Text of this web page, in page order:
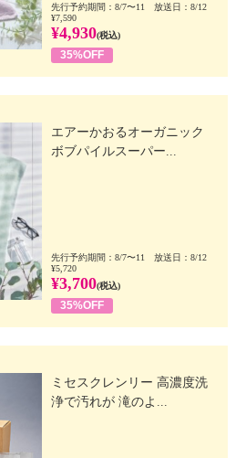
先行予約期間：8/7〜11 放送日：8/12
¥7,590
¥4,930(税込)
35%OFF
エアーかおるオーガニック
ボブパイルスーパー...
先行予約期間：8/7〜11 放送日：8/12
¥5,720
¥3,700(税込)
35%OFF
ミセスクレンリー 高濃度洗
浄で汚れが 滝のよ...